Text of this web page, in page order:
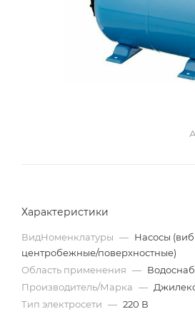
Характеристики
ВидНоменклатуры — Насосы
центробежные/поверхностные)
Область применения —
Производитель/Марка —
Тип электросети — 220 В